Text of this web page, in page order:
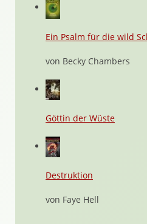
Ein Psalm für die wild
von Becky Chambers
Göttin der Wüste
Destruktion
von Faye Hell